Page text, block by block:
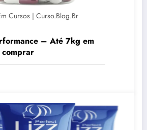
Cursos | Curso.blog.br
– Até 7kg em